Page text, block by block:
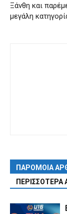
Ξάνθη και
μεγάλη
ΠΑΡΟΜΟΙΑ